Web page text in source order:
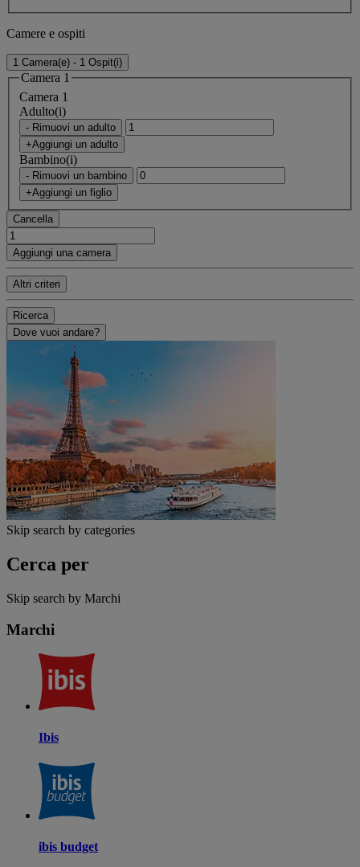
Camere e ospiti
1 Camera(e) - 1 Ospit(i)
Camera 1
Camera 1
Adulto(i)
- Rimuovi un adulto
+Aggiungi un adulto
Bambino(i)
- Rimuovi un bambino
+Aggiungi un figlio
Cancella
Aggiungi una camera
Altri criteri
Ricerca
Dove vuoi andare?
Skip search by categories
Cerca per
Skip search by Marchi
Marchi
Ibis
ibis budget